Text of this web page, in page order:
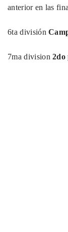
anterior en las
6ta división
7ma division2do